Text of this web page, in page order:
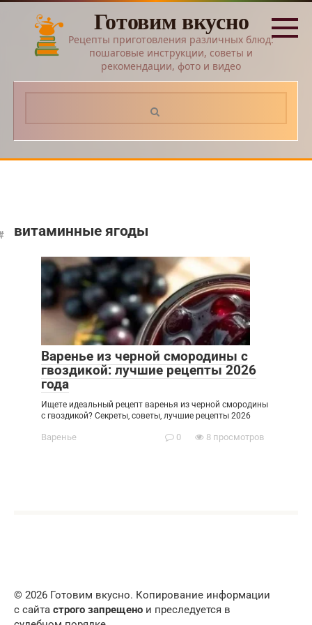
Перейти
контенту
Готовим вкусно
Рецепты приготовления различных блюд:
пошаговые инструкции, советы и
рекомендации, фото и видео
витаминные ягоды
Варенье из черной смородины с
гвоздикой: лучшие рецепты 2026
года
Ищете идеальный рецепт варенья из черной смородины
с гвоздикой? Секреты, советы, лучшие рецепты 2026
Варенье 0 8 просмотров
© 2026 Готовим вкусно. Копирование информации
с сайта строго запрещено и преследуется в